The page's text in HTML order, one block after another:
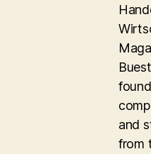
and
from